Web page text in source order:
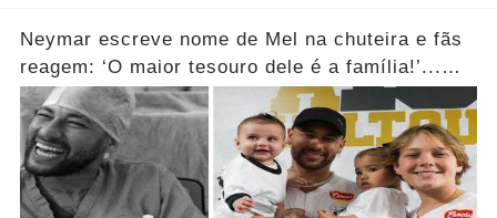
Neymar escreve nome de Mel na chuteira e fãs
reagem: ‘O maior tesouro dele é a família!’...
Ver mais